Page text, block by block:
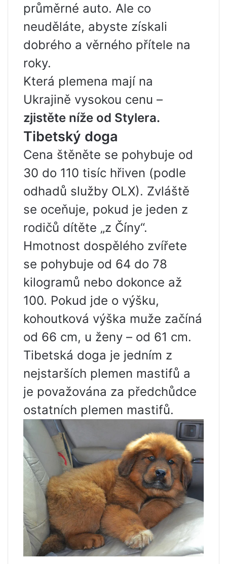
průměrné auto. Ale co
neuděláte, abyste získali
dobrého a věrného přítele na
roky.
Která plemena mají na
Ukrajině vysokou cenu –
zjistěte níže od Stylera.
Tibetský doga
Cena štěněte se pohybuje od
30 do 110 tisíc hřiven (podle
odhadů služby OLX). Zvláště
se oceňuje, pokud je jeden z
rodičů dítěte „z Číny“.
Hmotnost dospělého zvířete
se pohybuje od 64 do 78
kilogramů nebo dokonce až
100. Pokud jde o výšku,
kohoutková výška muže začíná
od 66 cm, u ženy – od 61 cm.
Tibetská doga je jedním z
nejstarších plemen mastifů a
je považována za předchůdce
ostatních plemen mastifů.